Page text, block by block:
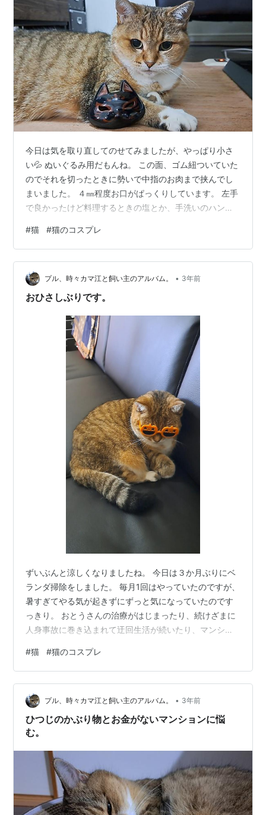
今日は気を取り直してのせてみましたが、やっぱり小さ
い💦 ぬいぐるみ用だもんね。 この面、ゴム紐ついていた
のでそれを切ったときに勢いで中指のお肉まで挟んでし
まいました。 ４㎜程度お口がぱっくりしています。 左手
で良かったけど料理するときの塩とか、手洗いのハンド
状態です。 昨日はゴム紐ついてますよね。これです。 バ
チがあたりました。 お面にちゅっ。 そのお面になりた
い。 狐退治完了。 プルがへばりついてるホカぺは歴代猫
たちから受け継いでいます。 こういうのって何年ぐらい
いけるんでしょうね？ 火事とか気になるのでどこかのタ
#猫 #猫のコスプレ
プル、時々カマ江と飼い主のアルバム。 • 3年前
おひさしぶりです。
ずいぶんと涼しくなりましたね。 今日は３か月ぶりにベ
ランダ掃除をしました。 毎月1回はやっていたのですが、
暑すぎてやる気が起きずにずっと気になっていたのです
っきり。 おとうさんの治療がはじまったり、続けざまに
人身事故に巻き込まれて迂回生活が続いたり、マンショ
ったりと少しクタクタでしたがやっとブログをのぞける
余裕ができました。 業者選定や作業内容は順調に決まっ
ているのですが、今後のマンションの財源がやばい💦 一
律の修繕積立金値上げ案は本当に暴動が起きそうな雰囲
気になっているので、段階式値上げ作戦になりそうで
す。 機械式駐車場が本当に金食い虫で、１…
#猫 #猫のコスプレ
プル、時々カマ江と飼い主のアルバム。 • 3年前
ひつじのかぶり物とお金がないマンションに悩
む。